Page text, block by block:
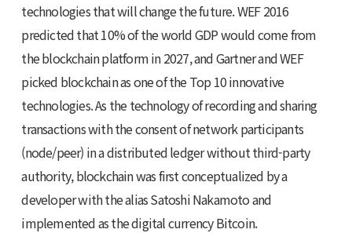
technologies that will change the future. WEF 2016
predicted that 10% of the world GDP would come from
the blockchain platform in 2027, and Gartner and WEF
picked blockchain as one of the Top 10 innovative
technologies. As the technology of recording and sharing
transactions with the consent of network participants
(node/peer) in a distributed ledger without third-party
authority, blockchain was first conceptualized by a
developer with the alias Satoshi Nakamoto and
implemented as the digital currency Bitcoin.